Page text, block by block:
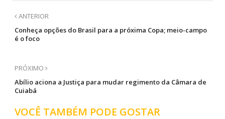
ANTERIOR
Conheça opções do Brasil para a próxima Copa; meio-campo
é o foco
PRÓXIMO
Abílio aciona a Justiça para mudar regimento da Câmara de
Cuiabá
VOCÊ TAMBÉM PODE GOSTAR